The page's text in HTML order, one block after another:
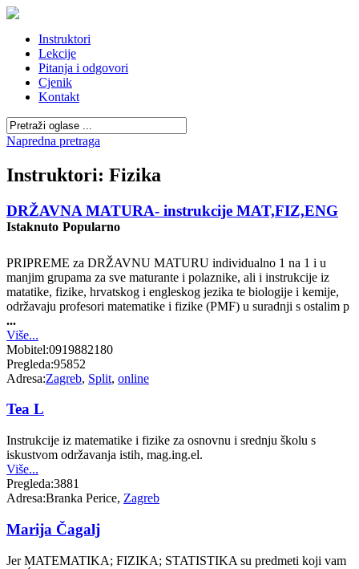
Instruktori
Lekcije
Pitanja i odgovori
Cjenik
Kontakt
Napredna pretraga
Instruktori: Fizika
DRŽAVNA MATURA- instrukcije MAT,FIZ,ENG
Istaknuto Popularno
PRIPREME za DRŽAVNU MATURU individualno 1 na 1 i u
manjim grupama za sve maturante i polaznike, ali i instrukcije iz
matatike, fizike, hrvatskog i engleskog jezika te biologije i kemije,
održavaju profesori matematike i fizike (PMF) u suradnji s ostalim p
...
Više...
Mobitel:0919882180
Pregleda:95852
Adresa:Zagreb, Split, online
Tea L
Instrukcije iz matematike i fizike za osnovnu i srednju školu s
iskustvom održavanja istih, mag.ing.el.
Više...
Pregleda:3881
Adresa:Branka Perice, Zagreb
Marija Čagalj
Jer MATEMATIKA; FIZIKA; STATISTIKA su predmeti koji vam